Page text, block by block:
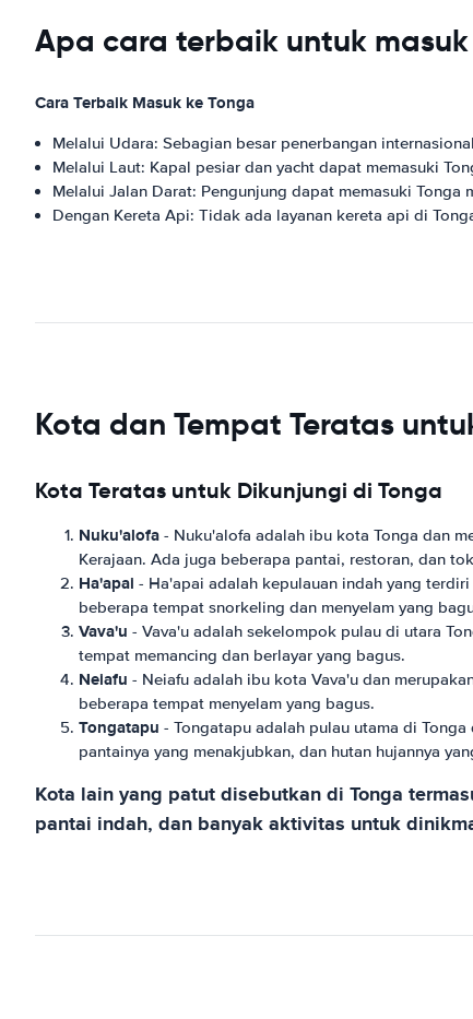
Apa cara terbaik untuk masuk
Cara Terbaik Masuk ke Tonga
Melalui Udara: Sebagian besar penerbangan
Melalui Laut: Kapal pesiar dan yacht dapat memasuki
Melalui Jalan Darat: Pengunjung dapat memasuki
Dengan Kereta Api: Tidak ada layanan kereta api di
Kota dan Tempat Teratas
Kota Teratas untuk Dikunjungi di Tonga
Nuku'alofa - Nuku'alofa adalah ibu kota Tonga dan
Kerajaan. Ada juga beberapa pantai, restoran, dan
Ha'apai - Ha'apai adalah kepulauan indah yang
beberapa tempat snorkeling dan menyelam yang
Vava'u - Vava'u adalah sekelompok pulau di utara
tempat memancing dan berlayar yang bagus.
Neiafu - Neiafu adalah ibu kota Vava'u dan
beberapa tempat menyelam yang bagus.
Tongatapu - Tongatapu adalah pulau utama di
pantainya yang menakjubkan, dan hutan hujannya
Kota lain yang patut disebutkan di Tonga
pantai indah, dan banyak aktivitas untuk